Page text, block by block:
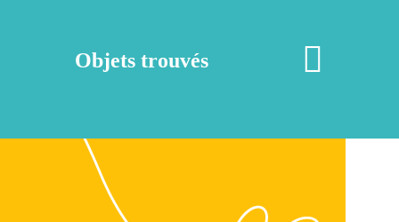
Objets trouvés